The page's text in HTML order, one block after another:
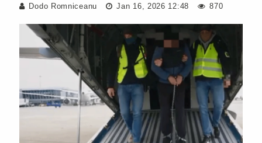
Dodo Romniceanu Jan 16, 2026 12:48 870